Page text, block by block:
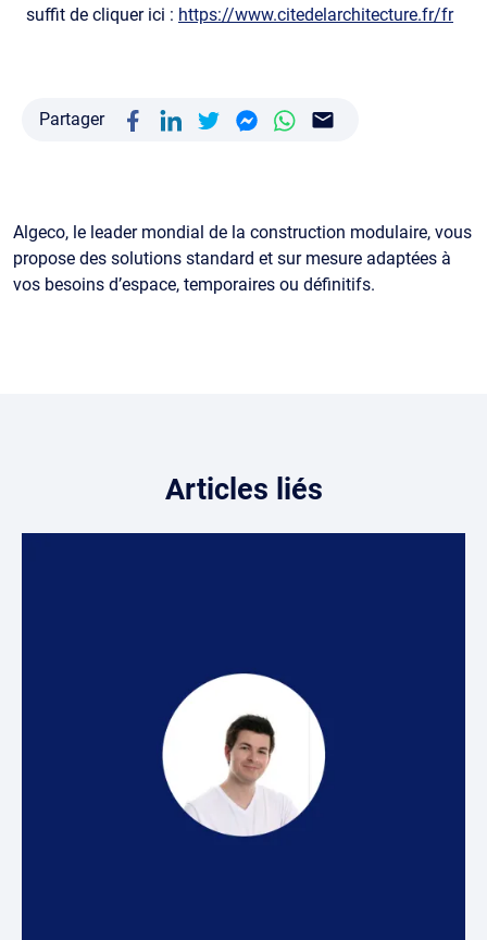
suffit de cliquer ici : https://www.citedelarchitecture.fr/fr
Partager
Algeco, le leader mondial de la construction modulaire, vous
propose des solutions standard et sur mesure adaptées à
vos besoins d’espace, temporaires ou définitifs.
Articles liés